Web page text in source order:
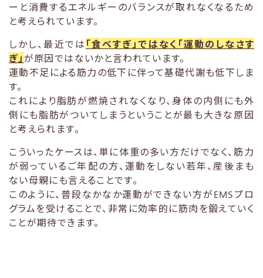
ーと消費するエネルギーのバランスが取れなくなるため
と考えられています。
しかし、最近では 「食べすぎ」ではなく「運動のしなさす
ぎ」が原因ではないかと言われています。
運動不足による筋力の低下に伴って基礎代謝も低下しま
す。
これにより脂肪が燃焼されなくなり、身体の内側にも外
側にも脂肪がついてしまうということが最も大きな原因
と考えられます。
こういったケースは、単に体重の多い方だけでなく、筋力
が弱っているご年配の方、運動をしない若年、産後まも
ない母親にも言えることです。
このように、普段なかなか運動ができない方がEMSプロ
グラムを受けることで、非常に効率的に筋肉を鍛えていく
ことが期待できます。